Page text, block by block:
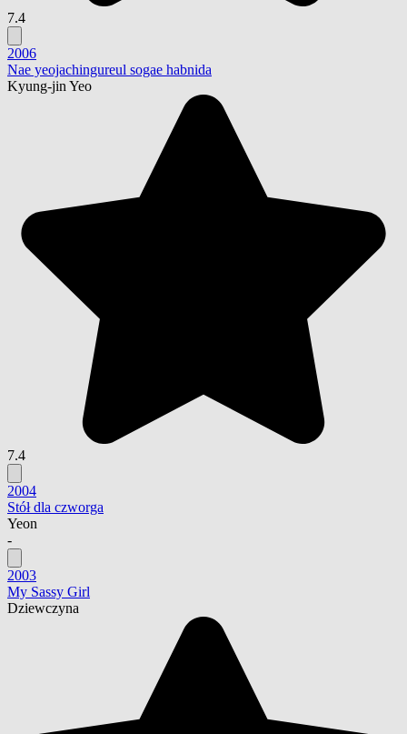
7.4
2006
Nae yeojachingureul sogae habnida
Kyung-jin Yeo
7.4
2004
Stół dla czworga
Yeon
-
2003
My Sassy Girl
Dziewczyna